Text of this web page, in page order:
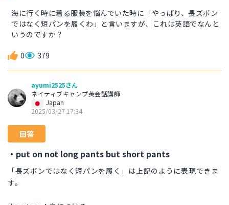
海に行く時に着る服装を悩んでいた時に「やっぱり、長ズボン
ではなく短パンを履くわ」と言いますが、これは英語でなんと
いうのですか？
0 379
ayumi2525さん
ネイティブキャンプ英会話講師
Japan
2025/03/27 17:34
回答
・put on not long pants but short pants
「長ズボンではなく短パンを履く」は上記のように表現できま
す。